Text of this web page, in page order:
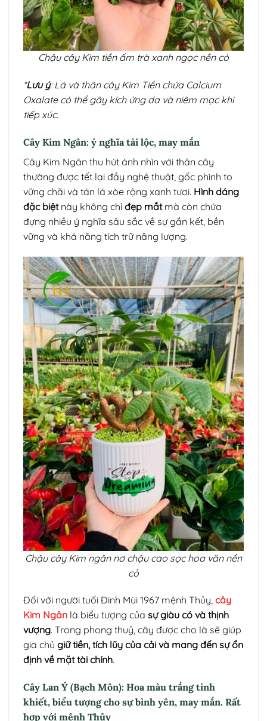
Chậu cây Kim tiền ấm trà xanh ngọc nền cỏ
*Lưu ý: Lá và thân cây Kim Tiền chứa Calcium
Oxalate có thể gây kích ứng da và niêm mạc khi
tiếp xúc.
Cây Kim Ngân: ý nghĩa tài lộc, may mắn
Cây Kim Ngân thu hút ánh nhìn với thân cây
thường được tết lại đầy nghệ thuật, gốc phình to
vững chãi và tán lá xòe rộng xanh tươi. Hình dáng
đặc biệt này không chỉ đẹp mắt mà còn chứa
đựng nhiều ý nghĩa sâu sắc về sự gắn kết, bền
vững và khả năng tích trữ năng lượng.
Chậu cây Kim ngân nơ chậu cao sọc hoa văn nền
cỏ
Đối với người tuổi Đinh Mùi 1967 mệnh Thủy, cây
Kim Ngân là biểu tượng của sự giàu có và thịnh
vượng. Trong phong thuỷ, cây được cho là sẽ giúp
gia chủ giữ tiền, tích lũy của cải và mang đến sự ổn
định về mặt tài chính.
Cây Lan Ý (Bạch Môn): Hoa màu trắng tinh
khiết, biểu tượng cho sự bình yên, may mắn. Rất
hợp với mệnh Thủy